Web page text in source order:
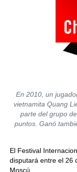
En 2010, un
vietnamita Quang
parte del grupo
puntos. Ganó
El Festival
disputará entre el 26
Moscú.